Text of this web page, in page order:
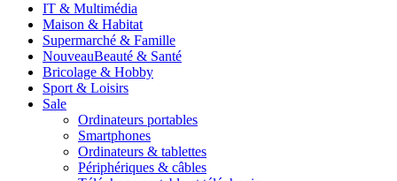
IT & Multimédia
Maison & Habitat
Supermarché & Famille
NouveauBeauté & Santé
Bricolage & Hobby
Sport & Loisirs
Sale
Ordinateurs portables
Smartphones
Ordinateurs & tablettes
Périphériques & câbles